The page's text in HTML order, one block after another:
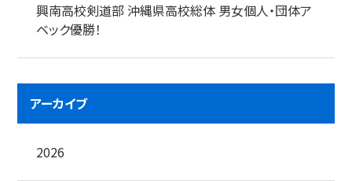
興南高校剣道部 沖縄県高校総体 男女個人・団体ア
ベック優勝！
アーカイブ
2026